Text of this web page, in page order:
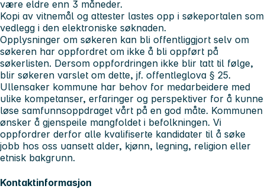
være eldre enn 3 måneder.
Kopi av vitnemål og attester lastes opp i søkeportalen som
vedlegg i den elektroniske søknaden.
Opplysninger om søkeren kan bli offentliggjort selv om
søkeren har oppfordret om ikke å bli oppført på
søkerlisten. Dersom oppfordringen ikke blir tatt til følge,
blir søkeren varslet om dette, jf. offentleglova § 25.
Ullensaker kommune har behov for medarbeidere med
ulike kompetanser, erfaringer og perspektiver for å kunne
løse samfunnsoppdraget vårt på en god måte. Kommunen
ønsker å gjenspeile mangfoldet i befolkningen. Vi
oppfordrer derfor alle kvalifiserte kandidater til å søke
jobb hos oss uansett alder, kjønn, legning, religion eller
etnisk bakgrunn.
Kontaktinformasjon